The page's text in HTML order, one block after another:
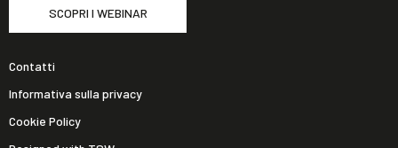
SCOPRI I WEBINAR
Contatti
Informativa sulla privacy
Cookie Policy